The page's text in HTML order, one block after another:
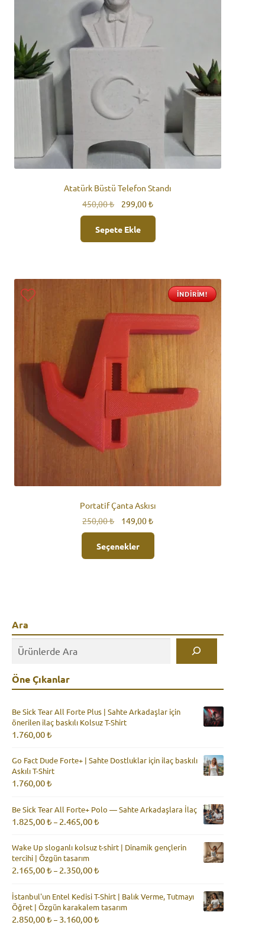
Atatürk Büstü Telefon Standı
450,00₺
Orijinal
fiyat:
450,00 ₺.
299,00₺Şu
andaki
Sepete Ekle
Portatif Çanta Askısı
İNDIRIM!
250,00₺
Orijinal
fiyat:
250,00 ₺.
149,00₺Şu
andaki
149,00 ₺.
Seçenekler
Bu
birden
sayfasından
Ara
Öne Çıkanlar
Be Sick Tear All Forte Plus | Sahte Arkadaşlar için
önerilen ilaç baskılı Kolsuz T-Shirt
1.760,00₺
Go Fact Dude Forte+ | Sahte Dostluklar için ilaç baskılı
Askılı T-Shirt
1.760,00₺
Be Sick Tear All Forte+ Polo — Sahte Arkadaşlara İlaç
1.825,00₺ – 2.465,00₺
-
Wake Up sloganlı kolsuz t-shirt | Dinamik gençlerin
tercihi | Özgün tasarım
2.165,00₺ – 2.350,00₺
-
2.350,00 ₺
İstanbul'un Entel Kedisi T-Shirt | Balık Verme, Tutmayı
Öğret | Özgün karakalem tasarım
2.850,00₺ – 3.160,00₺